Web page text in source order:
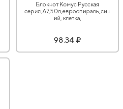
Блокнот Комус Русская
серия,А7,50л,евроспираль,син
ий, клетка,
98.34 ₽